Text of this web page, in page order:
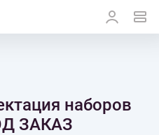
наборов
ЗАКАЗ